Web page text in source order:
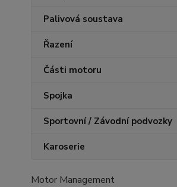
Palivová soustava
Řazení
Části motoru
Spojka
Sportovní / Závodní podvozky
Karoserie
Motor Management